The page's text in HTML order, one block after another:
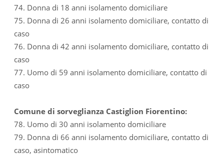
74. Donna di 18 anni isolamento domiciliare
75. Donna di 26 anni isolamento domiciliare, contatto di
caso
76. Donna di 42 anni isolamento domiciliare, contatto di
caso
77. Uomo di 59 anni isolamento domiciliare, contatto di
caso
Comune di sorveglianza Castiglion Fiorentino:
78. Uomo di 30 anni isolamento domiciliare
79. Donna di 66 anni isolamento domiciliare, contatto di
caso, asintomatico